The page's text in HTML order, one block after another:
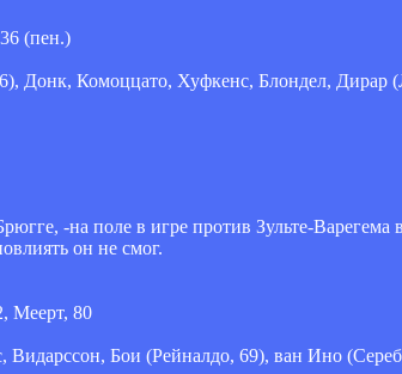
(пен.)
Донк, Комоццато, Хуфкенс, Блондел,
-на поле в игре против Зульте-
он не смог.
Меерт, 80
Видарссон, Бои (Рейналдо, 69), ван Ино